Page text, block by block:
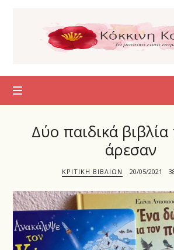
Κόκκινη
Καμέλια
Δύο παιδικά
άρεσαν
ΚΡΙΤΙΚΉ ΒΙΒΛΊΩΝ 20/05/2021